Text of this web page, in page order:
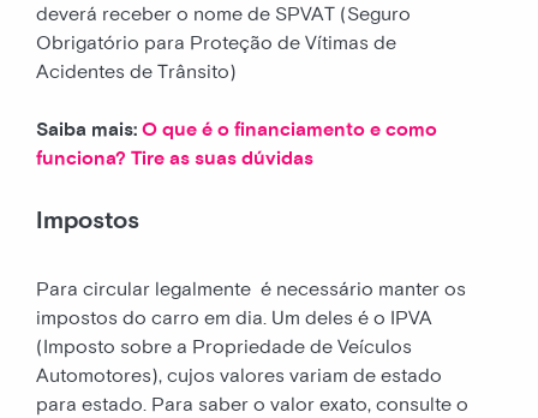
deverá receber o nome de SPVAT (Seguro
Obrigatório para Proteção de Vítimas de
Acidentes de Trânsito)
Saiba mais: O que é o financiamento e como
funciona? Tire as suas dúvidas
Impostos
Para circular legalmente é necessário manter os
impostos do carro em dia. Um deles é o IPVA
(Imposto sobre a Propriedade de Veículos
Automotores), cujos valores variam de estado
para estado. Para saber o valor exato, consulte o